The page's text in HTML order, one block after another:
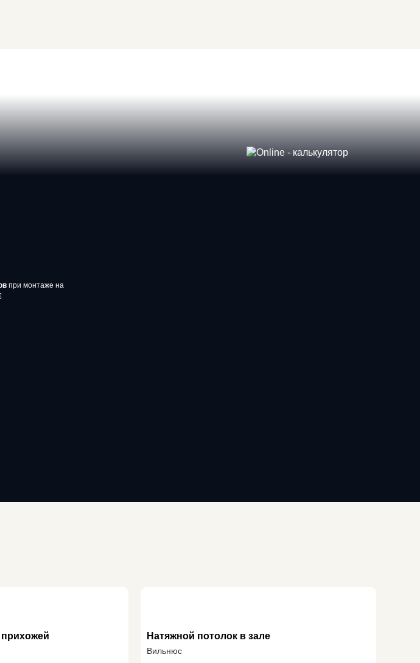
при монтаже на
Натяжной потолок в зале
Вильнюс